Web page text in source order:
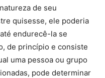
de seu
quisesse, ele poderia
endurecê-la se
de princípio e consiste
uma pessoa ou grupo
pode determinar